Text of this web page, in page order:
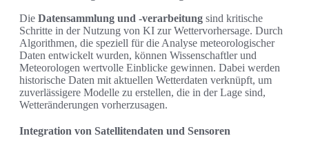
Die Datensammlung und -verarbeitung sind kritische
Schritte in der Nutzung von KI zur Wettervorhersage. Durch
Algorithmen, die speziell für die Analyse meteorologischer
Daten entwickelt wurden, können Wissenschaftler und
Meteorologen wertvolle Einblicke gewinnen. Dabei werden
historische Daten mit aktuellen Wetterdaten verknüpft, um
zuverlässigere Modelle zu erstellen, die in der Lage sind,
Wetteränderungen vorherzusagen.
Integration von Satellitendaten und Sensoren